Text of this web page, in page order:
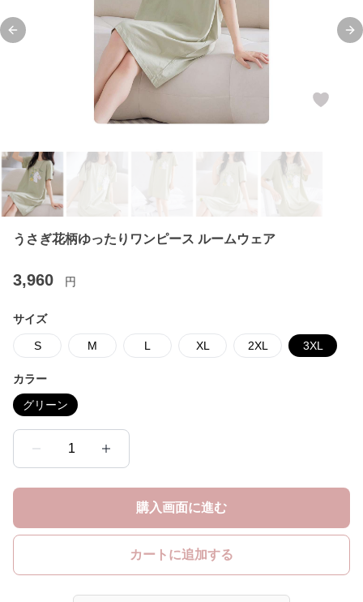
Previous slide
うさぎ花柄ゆったりワンピース ルームウェア
3,960 円
サイズ
S M L XL 2XL 3XL
カラー
グリーン
1
購入画面に進む
カートに追加する